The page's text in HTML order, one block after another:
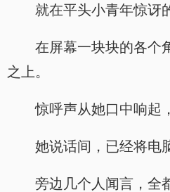
就在平头小青年惊讶
在屏幕一块块的各个
之上。
惊呼声从她口中响起
她说话间，已经将电
旁边几个人闻言，全